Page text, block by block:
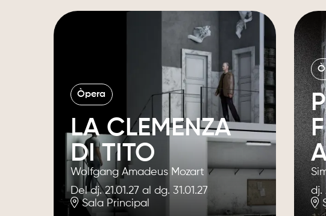
Òpera
LA CLEMENZA
DI TITO
Wolfgang Amadeus Mozart
Del dj. 21.01.27 al dg. 31.01.27
Sala Principal
dj.